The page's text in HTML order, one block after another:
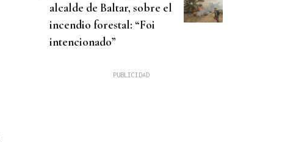
alcalde de Baltar, sobre el
incendio forestal: “Foi
intencionado”